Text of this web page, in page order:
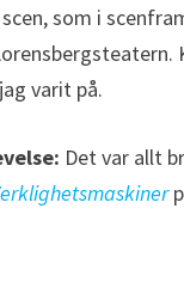
som i
varit på.
Det var allt